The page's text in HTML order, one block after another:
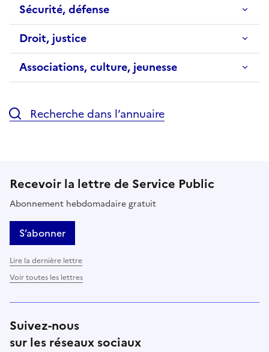
Sécurité, défense
Droit, justice
Associations, culture, jeunesse
Recherche dans l’annuaire
Recevoir la lettre de Service Public
Abonnement hebdomadaire gratuit
S’abonner
Lire la dernière lettre
Voir toutes les lettres
Suivez-nous
sur les réseaux sociaux